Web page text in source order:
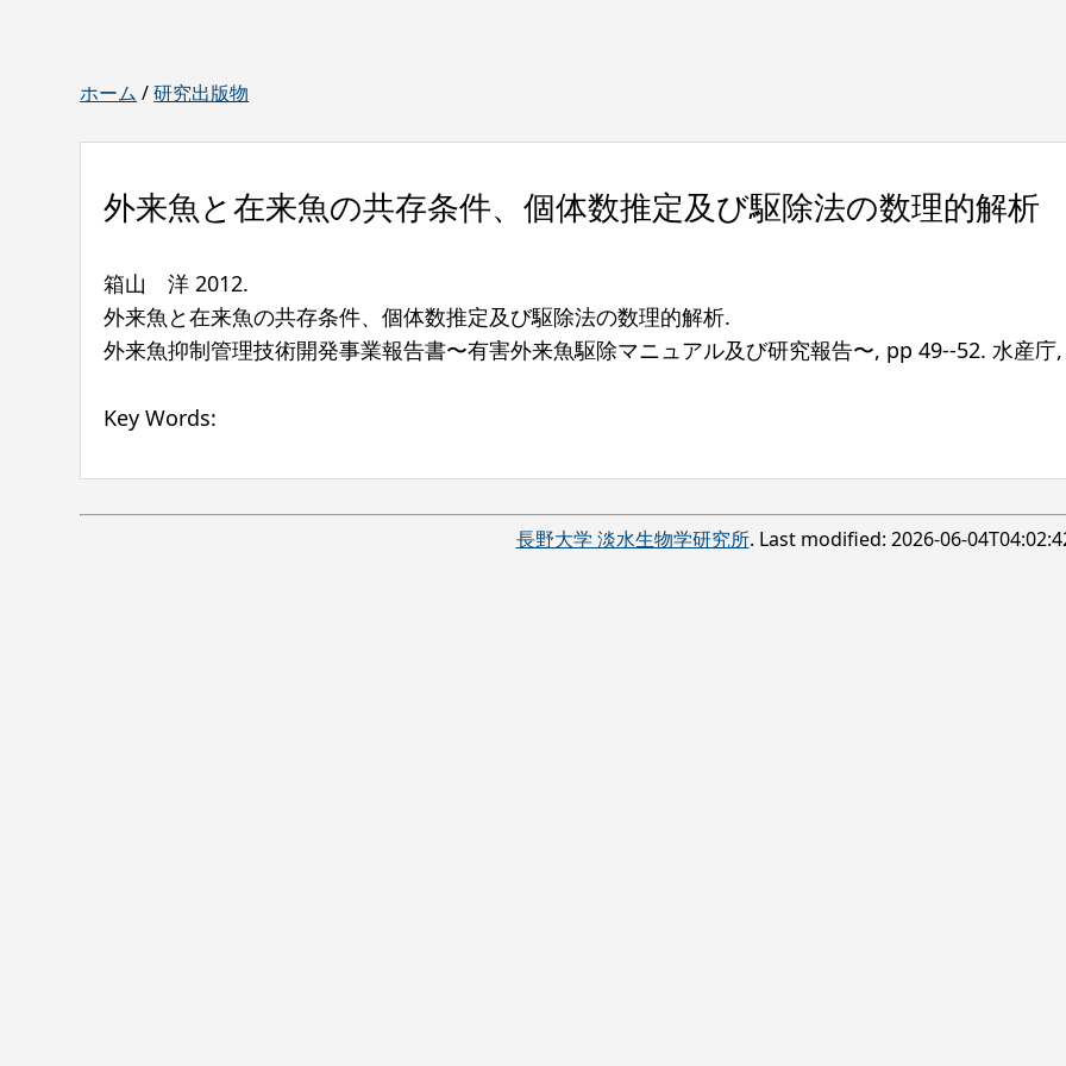
ホーム /研究出版物
外来魚と在来魚の共存条件、個体数推定及び駆除法の数理的解析
箱山 洋 2012.
外来魚と在来魚の共存条件、個体数推定及び駆除法の数理的解析.
外来魚抑制管理技術開発事業報告書〜有害外来魚駆除マニュアル及び研究報告〜, pp49--52. 水産庁
Key Words:
長野大学 淡水生物学研究所. Last modified: 2026-06-